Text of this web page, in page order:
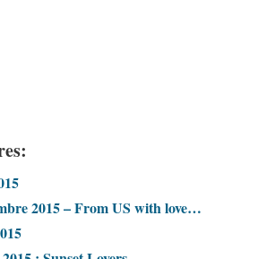
2015 – From US with love…